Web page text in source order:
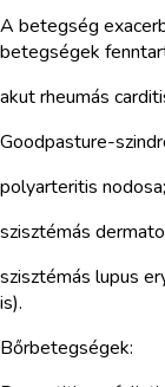
A betegség
betegségek
akut rheumás
Goodpasture-
polyarteritis nodosa;
szisztémás
szisztémás lupus
is).
Bőrbetegségek: